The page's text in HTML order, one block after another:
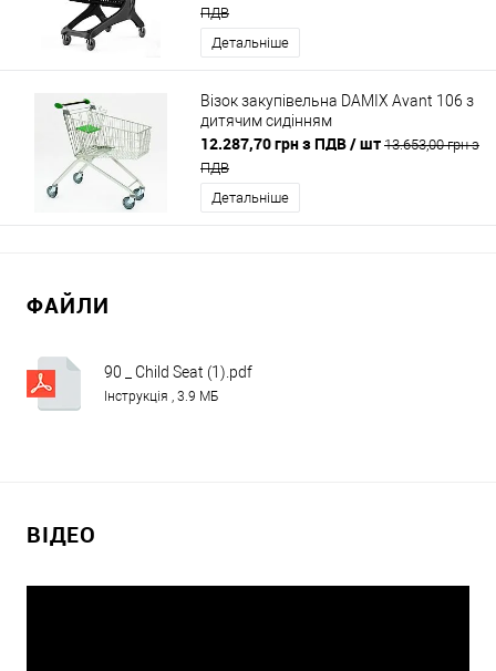
ПДВ
Детальніше
Візок закупівельна DAMIX Avant 106 з
дитячим сидінням
12.287,70 грн з ПДВ/ шт 13.653,00 грн з
ПДВ
Детальніше
ФАЙЛИ
90 _ Child Seat (1).pdf
Інструкція , 3.9 МБ
ВІДЕО